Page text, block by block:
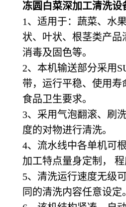
冻圆白菜深加工清洗设
1、适用于：蔬菜、水
状、叶状、根茎类产品
消毒及固色等。
2、本机输送部分采用
带，运行平稳、使用寿
食品卫生要求。
3、采用气泡翻滚、刷
度的对物进行清洗。
4、流水线中各单机可
加工特点量身定制， 程
5、清洗运行速度无级
同的清洗内容任意设定。